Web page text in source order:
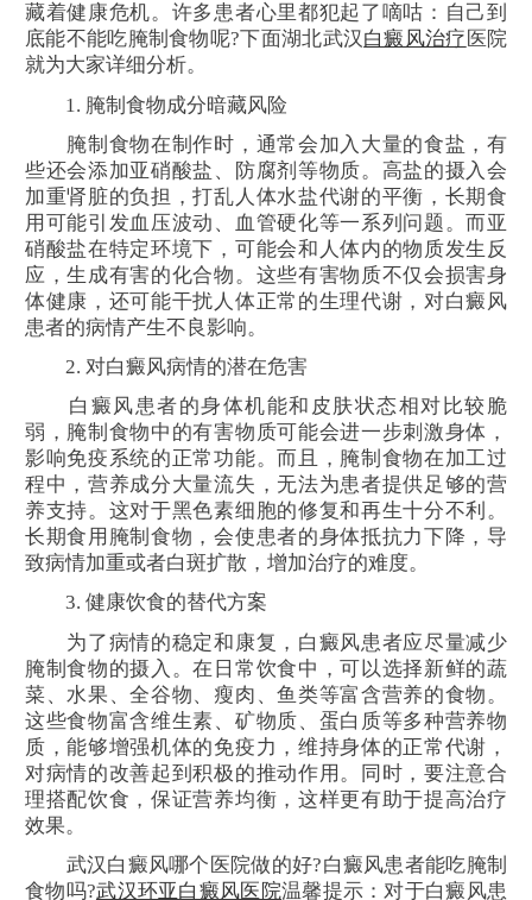
藏着健康危机。许多患者心里都犯起了嘀咕：自己到
底能不能吃腌制食物呢?下面湖北武汉白癜风治疗 医院
就为大家详细分析。
1. 腌制食物成分暗藏风险
腌制食物在制作时，通常会加入大量的食盐，有
些还会添加亚硝酸盐、防腐剂等物质。高盐的摄入会
加重肾脏的负担，打乱人体水盐代谢的平衡，长期食
用可能引发血压波动、血管硬化等一系列问题。而亚
硝酸盐在特定环境下，可能会和人体内的物质发生反
应，生成有害的化合物。这些有害物质不仅会损害身
体健康，还可能干扰人体正常的生理代谢，对白癜风
患者的病情产生不良影响。
2. 对白癜风病情的潜在危害
白癜风患者的身体机能和皮肤状态相对比较脆
弱，腌制食物中的有害物质可能会进一步刺激身体，
影响免疫系统的正常功能。而且，腌制食物在加工过
程中，营养成分大量流失，无法为患者提供足够的营
养支持。这对于黑色素细胞的修复和再生十分不利。
长期食用腌制食物，会使患者的身体抵抗力下降，导
致病情加重或者白斑扩散，增加治疗的难度。
3. 健康饮食的替代方案
为了病情的稳定和康复，白癜风患者应尽量减少
腌制食物的摄入。在日常饮食中，可以选择新鲜的蔬
菜、水果、全谷物、瘦肉、鱼类等富含营养的食物。
这些食物富含维生素、矿物质、蛋白质等多种营养物
质，能够增强机体的免疫力，维持身体的正常代谢，
对病情的改善起到积极的推动作用。同时，要注意合
理搭配饮食，保证营养均衡，这样更有助于提高治疗
效果。
武汉白癜风哪个医院做的好?白癜风患者能吃腌制
食物吗?武汉环亚白癜风医院温馨提示：对于白癜风患